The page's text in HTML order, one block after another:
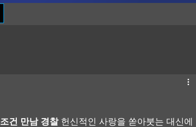
조건 만남 경찰 헌신적인 사랑을 쏟아붓는 대신에